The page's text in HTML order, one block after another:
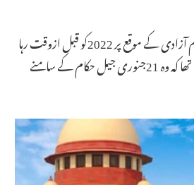
سپریم کورٹ نے 8جنوری یوم آزادی کے موقع پر 2022کو قبل ازوقت رہا
ہونے والے مجرموں سے کہا تھا کہ وہ 21جنوری جیل حکام کے سامنے